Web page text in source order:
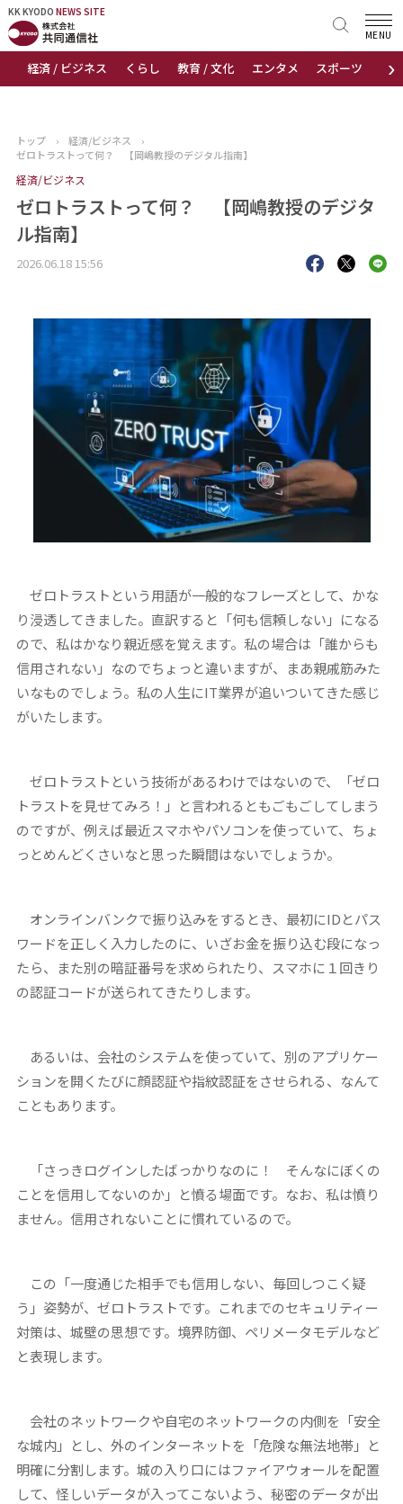
KK KYODO NEWS SITE
›
経済 / ビジネス くらし 教育 / 文化 エンタメ スポーツ 地域
MENU
KK KYODONEWS SITE
トップページ
ニュース
おすすめコンテンツ
出版物
トップ › 経済/ビジネス
›
ゼロトラストって何？ 【岡嶋教授のデジタル指南】
経済/ビジネス
ゼロトラストって何？ 【岡嶋教授のデジタ
ル指南】
2026.06.18 15:56
ゼロトラストという用語が一般的なフレーズとして、かな
り浸透してきました。直訳すると「何も信頼しない」になる
ので、私はかなり親近感を覚えます。私の場合は「誰からも
信用されない」なのでちょっと違いますが、まあ親戚筋みた
いなものでしょう。私の人生にIT業界が追いついてきた感じ
がいたします。
ゼロトラストという技術があるわけではないので、「ゼロ
トラストを見せてみろ！」と言われるともごもごしてしまう
のですが、例えば最近スマホやパソコンを使っていて、ちょ
っとめんどくさいなと思った瞬間はないでしょうか。
オンラインバンクで振り込みをするとき、最初にIDとパス
ワードを正しく入力したのに、いざお金を振り込む段になっ
たら、また別の暗証番号を求められたり、スマホに１回きり
の認証コードが送られてきたりします。
あるいは、会社のシステムを使っていて、別のアプリケー
ションを開くたびに顔認証や指紋認証をさせられる、なんて
こともあります。
「さっきログインしたばっかりなのに！ そんなにぼくの
ことを信用してないのか」と憤る場面です。なお、私は憤り
ません。信用されないことに慣れているので。
この「一度通じた相手でも信用しない、毎回しつこく疑
う」姿勢が、ゼロトラストです。これまでのセキュリティー
対策は、城壁の思想です。境界防御、ペリメータモデルなど
と表現します。
会社のネットワークや自宅のネットワークの内側を「安全
な城内」とし、外のインターネットを「危険な無法地帯」と
明確に分割します。城の入り口にはファイアウォールを配置
して、怪しいデータが入ってこないよう、秘密のデータが出